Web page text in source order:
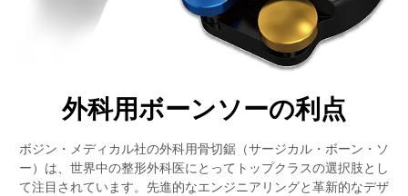
外科用ボーンソーの利点
ボジン・メディカル社の外科用骨切鋸（サージカル・ボーン・ソ
ー）は、世界中の整形外科医にとってトップクラスの選択肢とし
て注目されています。先進的なエンジニアリングと革新的なデザ